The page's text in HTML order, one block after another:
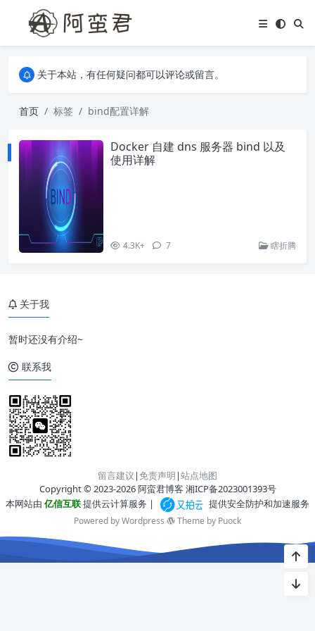
关于本站，有任何疑问都可以评论或留言。
关于本站，有任何疑问都可以评论或留言。
首页
标签 bind配置详解
Docker 自建 dns 服务器 bind 以及
使用详解
4.3K+ 7 瞎折腾
关于我
暂时还没有介绍~
联系我
留言建议 |免责声明 |站点地图
Copyright © 2023-2026 阿蛮君博客 湘ICP备2023001393号
本网站由 亿信互联提供云计算服务 | 提供安全防护和加速服务
Powered by Wordpress Theme by Puock